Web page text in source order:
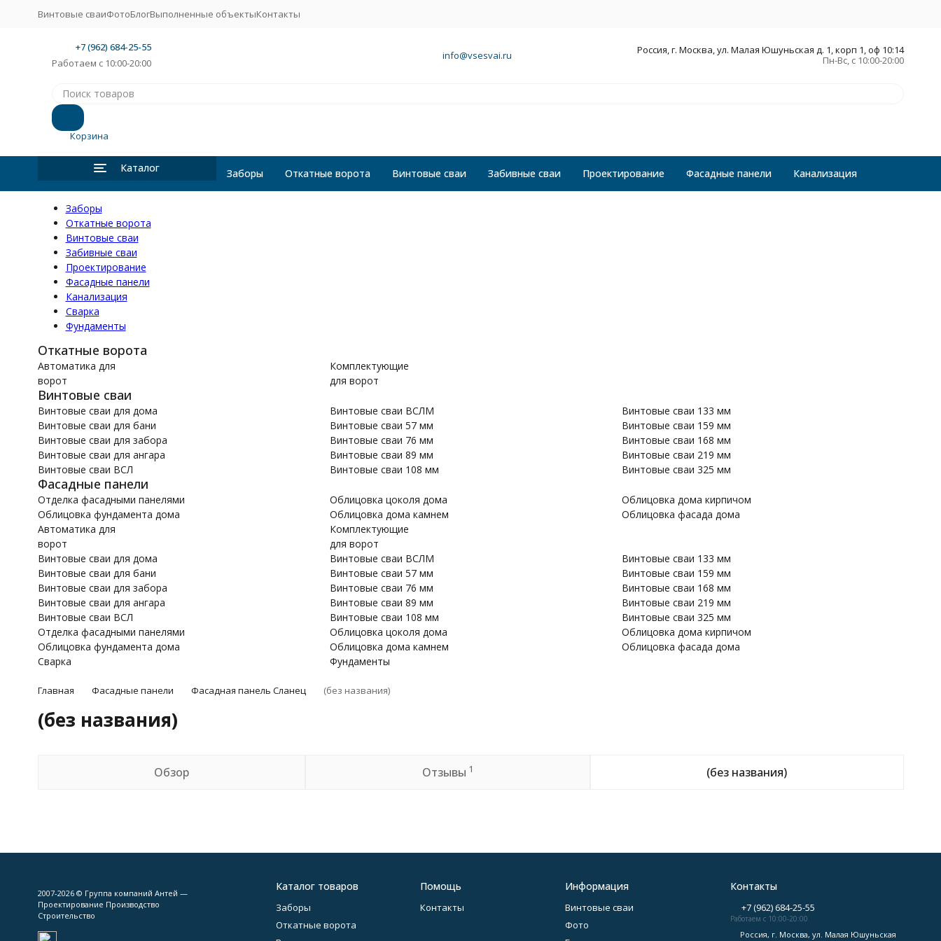
Винтовые сваиФотоБлогВыполненные объектыКонтакты
+7 (962) 684-25-55
Работаем с 10:00-20:00
info@vsesvai.ru
Россия, г. Москва, ул. Малая Юшуньская д. 1, корп 1, оф 10:14
Пн-Вс, с 10:00-20:00
Корзина
Каталог Заборы Откатные ворота Винтовые сваи Забивные сваи Проектирование Фасадные панели Канализация
Заборы
Откатные ворота
Винтовые сваи
Забивные сваи
Проектирование
Фасадные панели
Канализация
Сварка
Фундаменты
Откатные ворота
Автоматика для
ворот
Комплектующие
для ворот
Винтовые сваи
Винтовые сваи для дома
Винтовые сваи для бани
Винтовые сваи для забора
Винтовые сваи для ангара
Винтовые сваи ВСЛ
Винтовые сваи ВСЛМ
Винтовые сваи 57 мм
Винтовые сваи 76 мм
Винтовые сваи 89 мм
Винтовые сваи 108 мм
Винтовые сваи 133 мм
Винтовые сваи 159 мм
Винтовые сваи 168 мм
Винтовые сваи 219 мм
Винтовые сваи 325 мм
Фасадные панели
Отделка фасадными панелями
Облицовка фундамента дома
Облицовка цоколя дома
Облицовка дома камнем
Облицовка дома кирпичом
Облицовка фасада дома
Автоматика для
ворот
Комплектующие
для ворот
Винтовые сваи для дома
Винтовые сваи для бани
Винтовые сваи для забора
Винтовые сваи для ангара
Винтовые сваи ВСЛ
Винтовые сваи ВСЛМ
Винтовые сваи 57 мм
Винтовые сваи 76 мм
Винтовые сваи 89 мм
Винтовые сваи 108 мм
Винтовые сваи 133 мм
Винтовые сваи 159 мм
Винтовые сваи 168 мм
Винтовые сваи 219 мм
Винтовые сваи 325 мм
Отделка фасадными панелями
Облицовка фундамента дома
Облицовка цоколя дома
Облицовка дома камнем
Облицовка дома кирпичом
Облицовка фасада дома
Сварка
Фундаменты
Главная Фасадные панели Фасадная панель Сланец (без названия)
(без названия)
Обзор Отзывы 1 (без названия)
2007-2026 © Группа компаний Антей —
Проектирование Производство
Строительство
Каталог товаров
Заборы
Откатные ворота
Помощь
Контакты
Информация
Винтовые сваи
Фото
Контакты
+7 (962) 684-25-55
Работаем с 10:00-20:00
Россия, г. Москва, ул. Малая Юшуньская